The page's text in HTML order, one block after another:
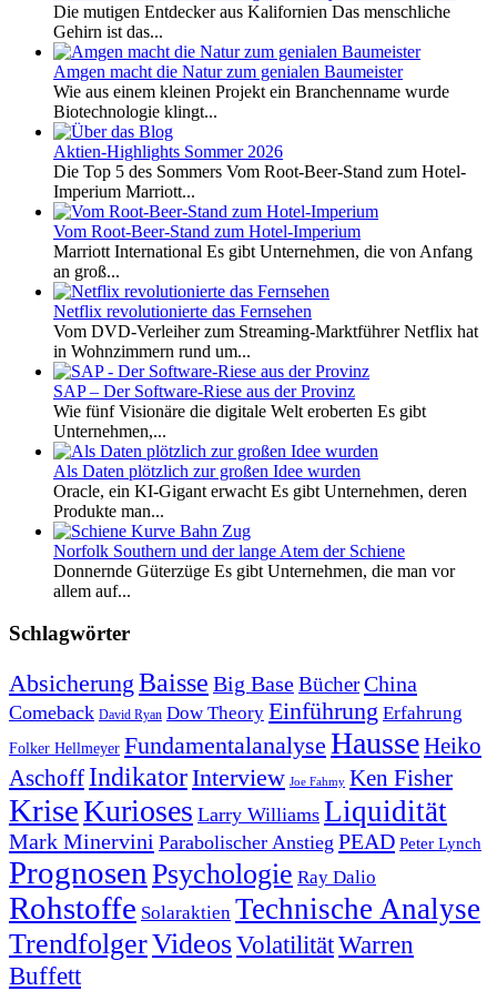
Die mutigen Entdecker aus Kalifornien Das menschliche
Gehirn ist das...
Amgen macht die Natur zum genialen Baumeister
Wie aus einem kleinen Projekt ein Branchenname wurde
Biotechnologie klingt...
Aktien-Highlights Sommer 2026
Die Top 5 des Sommers Vom Root-Beer-Stand zum Hotel-
Imperium Marriott...
Vom Root-Beer-Stand zum Hotel-Imperium
Marriott International Es gibt Unternehmen, die von Anfang
an groß...
Netflix revolutionierte das Fernsehen
Vom DVD-Verleiher zum Streaming-Marktführer Netflix hat
in Wohnzimmern rund um...
SAP – Der Software-Riese aus der Provinz
Wie fünf Visionäre die digitale Welt eroberten Es gibt
Unternehmen,...
Als Daten plötzlich zur großen Idee wurden
Oracle, ein KI-Gigant erwacht Es gibt Unternehmen, deren
Produkte man...
Norfolk Southern und der lange Atem der Schiene
Donnernde Güterzüge Es gibt Unternehmen, die man vor
allem auf...
Schlagwörter
Absicherung Baisse Big BaseBücherChina
Comeback David Ryan Dow Theory Einführung Erfahrung
Folker Hellmeyer Fundamentalanalyse HausseHeiko
Aschoff IndikatorInterview Joe Fahmy Ken Fisher
KriseKurioses Larry Williams Liquidität
Mark Minervini Parabolischer Anstieg PEAD Peter Lynch
Prognosen Psychologie Ray Dalio
Rohstoffe Solaraktien Technische Analyse
TrendfolgerVideosVolatilitätWarren
Buffett